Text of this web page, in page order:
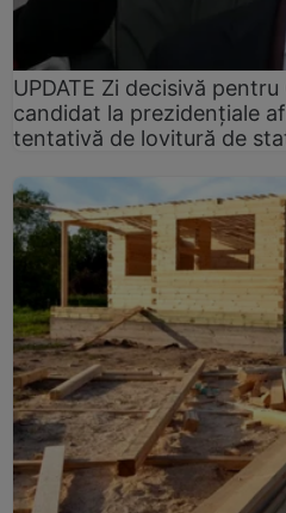
UPDATE Zi decisivă
candidat la prezidențiale
tentativă de lovitură de